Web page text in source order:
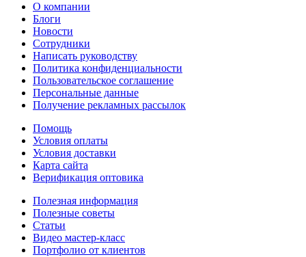
О компании
Блоги
Новости
Сотрудники
Написать руководству
Политика конфиденциальности
Пользовательское соглашение
Персональные данные
Получение рекламных рассылок
Помощь
Условия оплаты
Условия доставки
Карта сайта
Верификация оптовика
Полезная информация
Полезные советы
Статьи
Видео мастер-класс
Портфолио от клиентов